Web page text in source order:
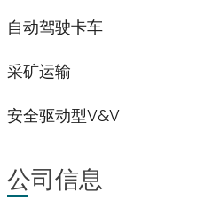
自动驾驶卡车
采矿运输
安全驱动型V&V
公司信息
新闻邮件